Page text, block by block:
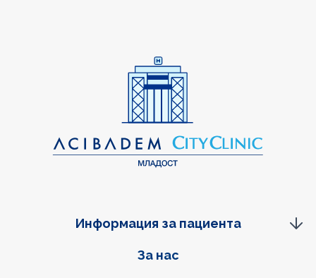
Фуутер навигация
За нас
Информация за пациента